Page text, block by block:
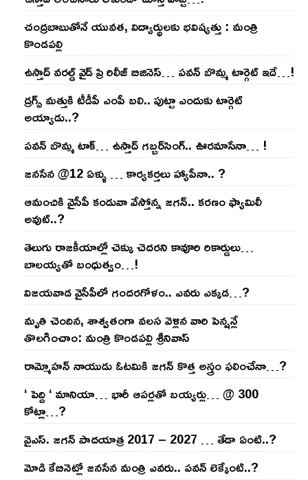
చంద్ర‌బాబుతోనే యువ‌త‌, విద్యార్థుల‌కు భ‌విష్య‌త్తు : మంత్రి
కొండ‌ప‌ల్లి
ఉస్తాద్ వ‌ర‌ల్డ్ వైడ్ ప్రి రిలీజ్ బిజినెస్‌… ప‌వ‌న్ బొమ్మ టార్గెట్ ఇదే…!
డ్రగ్స్ మత్తుకి టీడీపీ ఎంపీ బలి.. పుట్టా ఎందుకు టార్గెట్
అయ్యాడు..?
ప‌వ‌న్ బొమ్మ టాక్‌… ఉస్తాద్ గ‌బ్బ‌ర్‌సింగ్‌.. ఊర‌మాసేనా… !
జనసేన @12 ఏళ్ళు … కార్యకర్తలు హ్యాపీనా.. ?
ఆమంచికి వైసీపీ కండువా వేస్తోన్న జ‌గ‌న్‌.. క‌ర‌ణం ఫ్యామిలీ
అవుట్‌..?
తెలుగు రాజ‌కీయాల్లో చెక్కు చెద‌ర‌ని కావూరి రికార్డులు…
బాల‌య్యతో బంధుత్వం…!
విజ‌య‌వాడ వైసీపీలో గంద‌ర‌గోళం.. ఎవ‌రు ఎక్క‌డ‌…?
మృతి చెందిన, శాశ్వతంగా వలస వెళ్లిన వారి పెన్ష‌న్లే
తొల‌గించాం: మంత్రి కొండపల్లి శ్రీనివాస్
రామ్మోహ‌న్ నాయుడు ఓట‌మికి జ‌గ‌న్ కొత్త అస్త్రం ఫ‌లించేనా…?
‘ పెద్ది ‘ మానియా… భారీ ఆప‌ర్ల‌తో బ‌య్య‌ర్లు… @ 300
కోట్లా…?
వైఎస్‌. జ‌గ‌న్ పాద‌యాత్ర 2017 – 2027 … తేడా ఏంటి..?
మోడి కేబినెట్లో జ‌నసేన మంత్రి ఎవ‌రు.. ప‌వ‌న్ లెక్కేంటి..?